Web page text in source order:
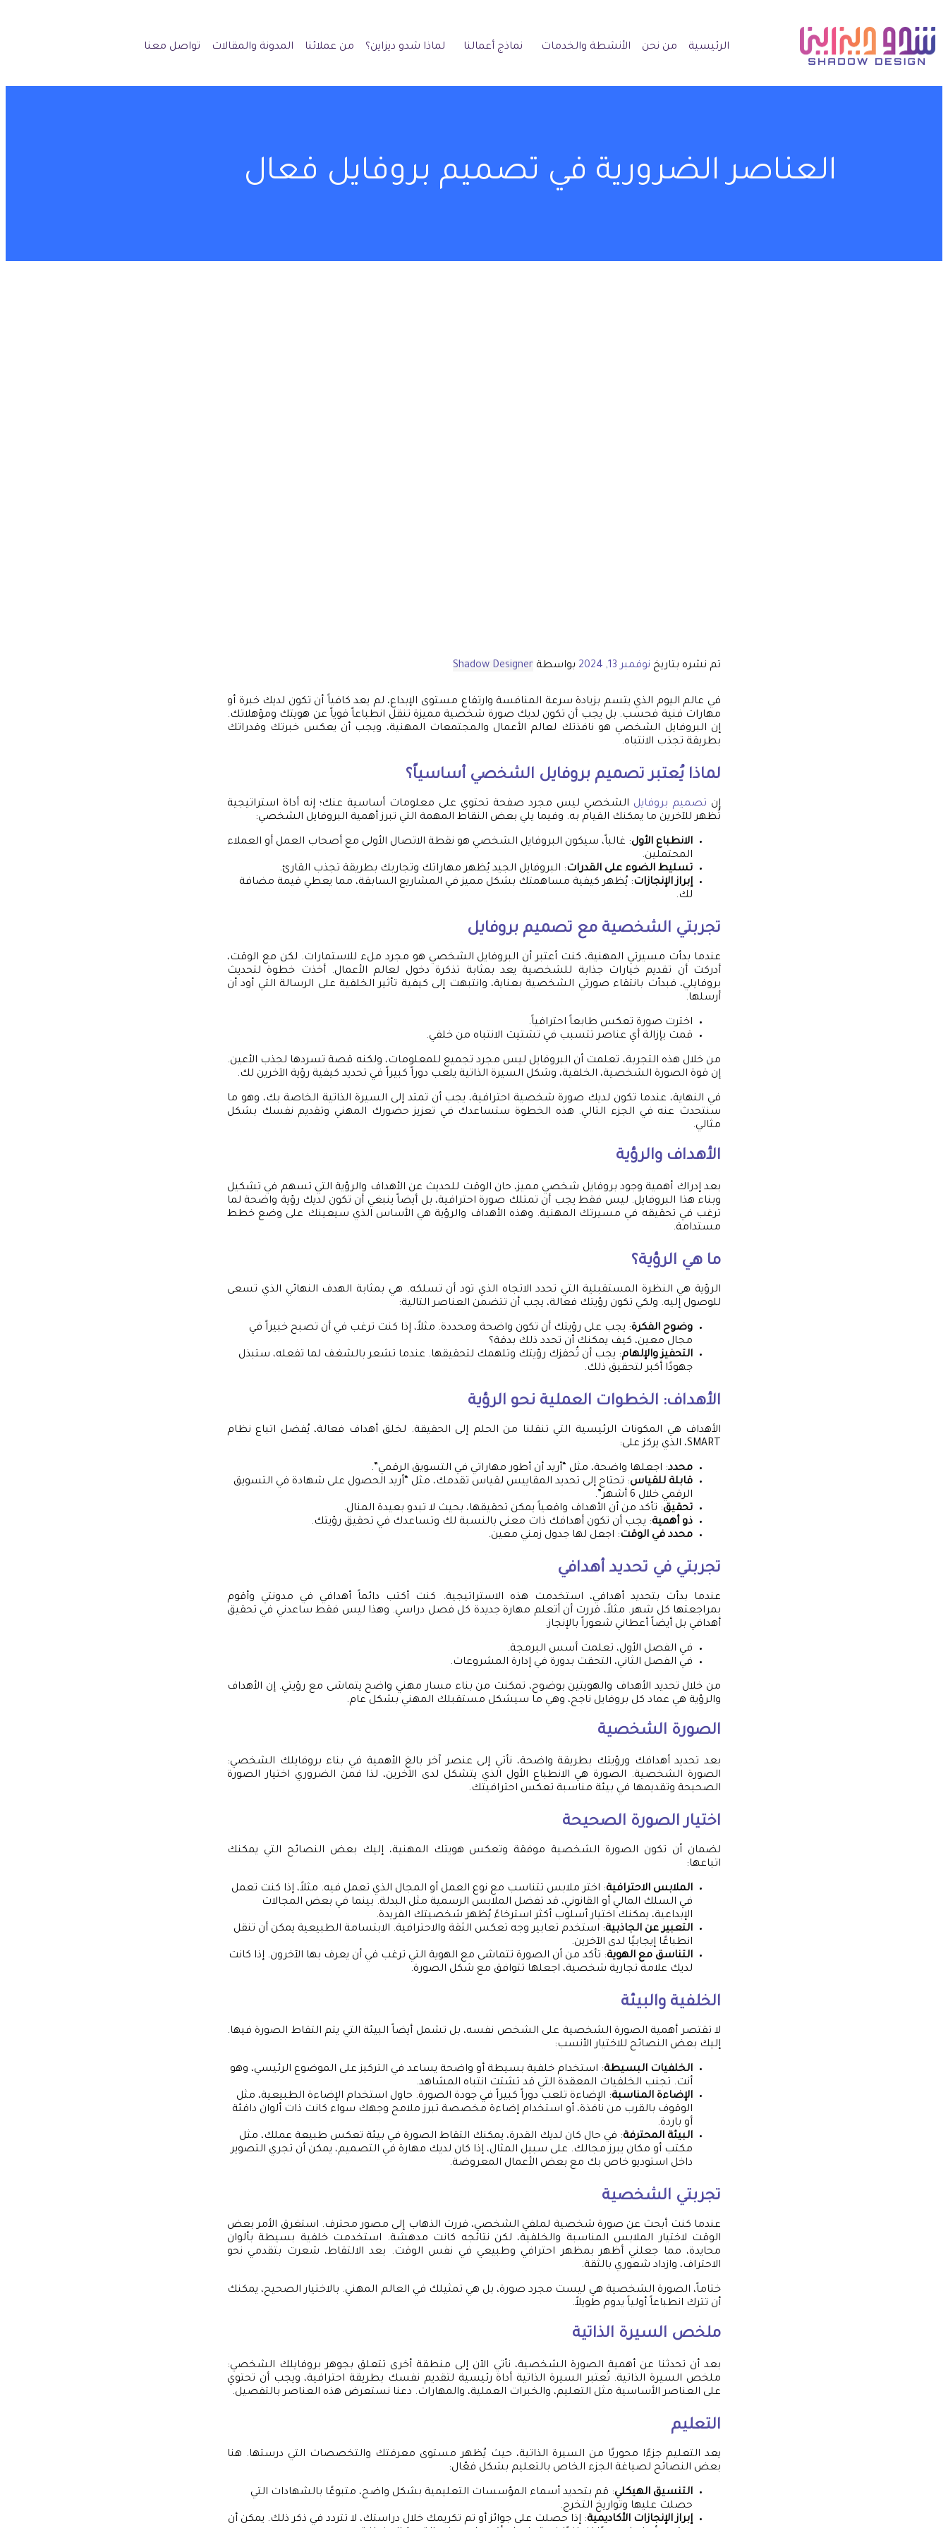
الرئيسية من نحن الأنشطة والخدمات نماذج أعمالنا لماذا شدو ديزاين؟ من عملائنا المدونة والمقالات تواصل معنا
العناصر الضرورية في تصميم بروفايل فعال
تم نشره بتاريخ نوفمبر 13, 2024 بواسطة Shadow Designer
في عالم اليوم الذي يتسم بزيادة سرعة المنافسة وارتفاع مستوى الإبداع، لم يعد كافياً أن تكون لديك خبرة أو
مهارات فنية فحسب. بل يجب أن تكون لديك صورة شخصية مميزة تنقل انطباعاً قوياً عن هويتك ومؤهلاتك.
إن البروفايل الشخصي هو نافذتك لعالم الأعمال والمجتمعات المهنية، ويجب أن يعكس خبرتك وقدراتك
بطريقة تجذب الانتباه.
لماذا يُعتبر تصميم بروفايل الشخصي أساسياً؟
إن تصميم بروفايل الشخصي ليس مجرد صفحة تحتوي على معلومات أساسية عنك؛ إنه أداة استراتيجية
تُظهر للآخرين ما يمكنك القيام به. وفيما يلي بعض النقاط المهمة التي تبرز أهمية البروفايل الشخصي:
الانطباع الأول: غالباً، سيكون البروفايل الشخصي هو نقطة الاتصال الأولى مع أصحاب العمل أو العملاء
المحتملين.
تسليط الضوء على القدرات: البروفايل الجيد يُظهر مهاراتك وتجاربك بطريقة تجذب القارئ.
إبراز الإنجازات: يُظهر كيفية مساهمتك بشكل مميز في المشاريع السابقة، مما يعطي قيمة مضافة
لك.
تجربتي الشخصية مع تصميم بروفايل
عندما بدأت مسيرتي المهنية، كنت أعتبر أن البروفايل الشخصي هو مجرد ملء للاستمارات. لكن مع الوقت،
أدركت أن تقديم خيارات جذابة للشخصية يعد بمثابة تذكرة دخول لعالم الأعمال. أخذت خطوة لتحديث
بروفايلي، فبدأت بانتقاء صورتي الشخصية بعناية، وانتبهت إلى كيفية تأثير الخلفية على الرسالة التي أود أن
أرسلها.
اخترت صورة تعكس طابعاً احترافياً.
قمت بإزالة أي عناصر تتسبب في تشتيت الانتباه من خلفي.
من خلال هذه التجربة، تعلمت أن البروفايل ليس مجرد تجميع للمعلومات، ولكنه قصة تسردها لجذب الأعين.
إن قوة الصورة الشخصية، الخلفية، وشكل السيرة الذاتية يلعب دوراً كبيراً في تحديد كيفية رؤية الآخرين لك.
في النهاية، عندما تكون لديك صورة شخصية احترافية، يجب أن تمتد إلى السيرة الذاتية الخاصة بك، وهو ما
سنتحدث عنه في الجزء التالي. هذه الخطوة ستساعدك في تعزيز حضورك المهني وتقديم نفسك بشكل
مثالي.
الأهداف والرؤية
بعد إدراك أهمية وجود بروفايل شخصي مميز، حان الوقت للحديث عن الأهداف والرؤية التي تسهم في تشكيل
وبناء هذا البروفايل. ليس فقط يجب أن تمتلك صورة احترافية، بل أيضاً ينبغي أن تكون لديك رؤية واضحة لما
ترغب في تحقيقه في مسيرتك المهنية. وهذه الأهداف والرؤية هي الأساس الذي سيعينك على وضع خطط
مستدامة.
ما هي الرؤية؟
الرؤية هي النظرة المستقبلية التي تحدد الاتجاه الذي تود أن تسلكه. هي بمثابة الهدف النهائي الذي تسعى
للوصول إليه. ولكي تكون رؤيتك فعالة، يجب أن تتضمن العناصر التالية:
وضوح الفكرة: يجب على رؤيتك أن تكون واضحة ومحددة. مثلاً، إذا كنت ترغب في أن تصبح خبيراً في
مجال معين، كيف يمكنك أن تحدد ذلك بدقة؟
التحفيز والإلهام: يجب أن تُحفزك رؤيتك وتلهمك لتحقيقها. عندما تشعر بالشغف لما تفعله، ستبذل
جهودًا أكبر لتحقيق ذلك.
الأهداف: الخطوات العملية نحو الرؤية
الأهداف هي المكونات الرئيسية التي تنقلنا من الحلم إلى الحقيقة. لخلق أهداف فعالة، يُفضل اتباع نظام
SMART، الذي يركز على:
محدد: اجعلها واضحة، مثل “أريد أن أطور مهاراتي في التسويق الرقمي”.
قابلة للقياس: تحتاج إلى تحديد المقاييس لقياس تقدمك، مثل “أريد الحصول على شهادة في التسويق
الرقمي خلال 6 أشهر”.
تحقيق: تأكد من أن الأهداف واقعياً يمكن تحقيقها، بحيث لا تبدو بعيدة المنال.
ذو أهمية: يجب أن تكون أهدافك ذات معنى بالنسبة لك وتساعدك في تحقيق رؤيتك.
محدد في الوقت: اجعل لها جدول زمني معين.
تجربتي في تحديد أهدافي
عندما بدأت بتحديد أهدافي، استخدمت هذه الاستراتيجية. كنت أكتب دائماً أهدافي في مدونتي وأقوم
بمراجعتها كل شهر. مثلاً، قررت أن أتعلم مهارة جديدة كل فصل دراسي. وهذا ليس فقط ساعدني في تحقيق
أهدافي بل أيضاً أعطاني شعوراً بالإنجاز.
في الفصل الأول، تعلمت أسس البرمجة.
في الفصل الثاني، التحقت بدورة في إدارة المشروعات.
من خلال تحديد الأهداف والهويتين بوضوح، تمكنت من بناء مسار مهني واضح يتماشى مع رؤيتي. إن الأهداف
والرؤية هي عماد كل بروفايل ناجح، وهي ما سيشكل مستقبلك المهني بشكل عام.
الصورة الشخصية
بعد تحديد أهدافك ورؤيتك بطريقة واضحة، نأتي إلى عنصر آخر بالغ الأهمية في بناء بروفايلك الشخصي:
الصورة الشخصية. الصورة هي الانطباع الأول الذي يتشكل لدى الآخرين، لذا فمن الضروري اختيار الصورة
الصحيحة وتقديمها في بيئة مناسبة تعكس احترافيتك.
اختيار الصورة الصحيحة
لضمان أن تكون الصورة الشخصية موفقة وتعكس هويتك المهنية، إليك بعض النصائح التي يمكنك
اتباعها:
الملابس الاحترافية: اختر ملابس تتناسب مع نوع العمل أو المجال الذي تعمل فيه. مثلاً، إذا كنت تعمل
في السلك المالي أو القانوني، قد تفضل الملابس الرسمية مثل البدلة. بينما في بعض المجالات
الإبداعية، يمكنك اختيار أسلوب أكثر استرخاءً يُظهر شخصيتك الفريدة.
التعبير عن الجاذبية: استخدم تعابير وجه تعكس الثقة والاحترافية. الابتسامة الطبيعية يمكن أن تنقل
انطباعًا إيجابيًا لدى الآخرين.
التناسق مع الهوية: تأكد من أن الصورة تتماشى مع الهوية التي ترغب في أن يعرف بها الآخرون. إذا كانت
لديك علامة تجارية شخصية، اجعلها تتوافق مع شكل الصورة.
الخلفية والبيئة
لا تقتصر أهمية الصورة الشخصية على الشخص نفسه، بل تشمل أيضاً البيئة التي يتم التقاط الصورة فيها.
إليك بعض النصائح للاختيار الأنسب:
الخلفيات البسيطة: استخدام خلفية بسيطة أو واضحة يساعد في التركيز على الموضوع الرئيسي، وهو
أنت. تجنب الخلفيات المعقدة التي قد تشتت انتباه المشاهد.
الإضاءة المناسبة: الإضاءة تلعب دوراً كبيراً في جودة الصورة. حاول استخدام الإضاءة الطبيعية، مثل
الوقوف بالقرب من نافذة، أو استخدام إضاءة مخصصة تبرز ملامح وجهك سواء كانت ذات ألوان دافئة
أو باردة.
البيئة المحترفة: في حال كان لديك القدرة، يمكنك التقاط الصورة في بيئة تعكس طبيعة عملك، مثل
مكتب أو مكان يبرز مجالك. على سبيل المثال، إذا كان لديك مهارة في التصميم، يمكن أن تجري التصوير
داخل استوديو خاص بك مع بعض الأعمال المعروضة.
تجربتي الشخصية
عندما كنت أبحث عن صورة شخصية لملفي الشخصي، قررت الذهاب إلى مصور محترف. استغرق الأمر بعض
الوقت لاختيار الملابس المناسبة والخلفية، لكن نتائجه كانت مدهشة. استخدمت خلفية بسيطة بألوان
محايدة، مما جعلني أظهر بمظهر احترافي وطبيعي في نفس الوقت. بعد الالتقاط، شعرت بتقدمي نحو
الاحتراف، وازداد شعوري بالثقة.
ختاماً، الصورة الشخصية هي ليست مجرد صورة، بل هي تمثيلك في العالم المهني. بالاختيار الصحيح، يمكنك
أن تترك انطباعاً أولياً يدوم طويلاً.
ملخص السيرة الذاتية
بعد أن تحدثنا عن أهمية الصورة الشخصية، نأتي الآن إلى منطقة أخرى تتعلق بجوهر بروفايلك الشخصي:
ملخص السيرة الذاتية. تُعتبر السيرة الذاتية أداة رئيسية لتقديم نفسك بطريقة احترافية، ويجب أن تحتوي
على العناصر الأساسية مثل التعليم، والخبرات العملية، والمهارات. دعنا نستعرض هذه العناصر بالتفصيل.
التعليم
يعد التعليم جزءًا محوريًا من السيرة الذاتية، حيث يُظهر مستوى معرفتك والتخصصات التي درستها. هنا
بعض النصائح لصياغة الجزء الخاص بالتعليم بشكل فعّال:
التنسيق الهيكلي: قم بتحديد أسماء المؤسسات التعليمية بشكل واضح، متبوعًا بالشهادات التي
حصلت عليها وتواريخ التخرج.
إبراز الإنجازات الأكاديمية: إذا حصلت على جوائز أو تم تكريمك خلال دراستك، لا تتردد في ذكر ذلك. يمكن أن